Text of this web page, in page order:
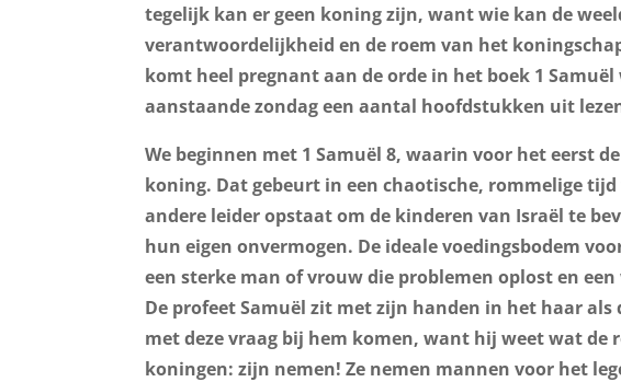
tegelijk kan er geen koning zijn, want wie kan de
verantwoordelijkheid en de roem van het
komt heel pregnant aan de orde in het boek 1
aanstaande zondag een aantal hoofdstukken uit
We beginnen met 1 Samuël 8, waarin voor het eerst
koning. Dat gebeurt in een chaotische, rommelige
andere leider opstaat om de kinderen van Israël te
hun eigen onvermogen. De ideale voedingsbodem
een sterke man of vrouw die problemen oplost en
De profeet Samuël zit met zijn handen in het haar
met deze vraag bij hem komen, want hij weet wat de
koningen: zijn nemen! Ze nemen mannen voor het